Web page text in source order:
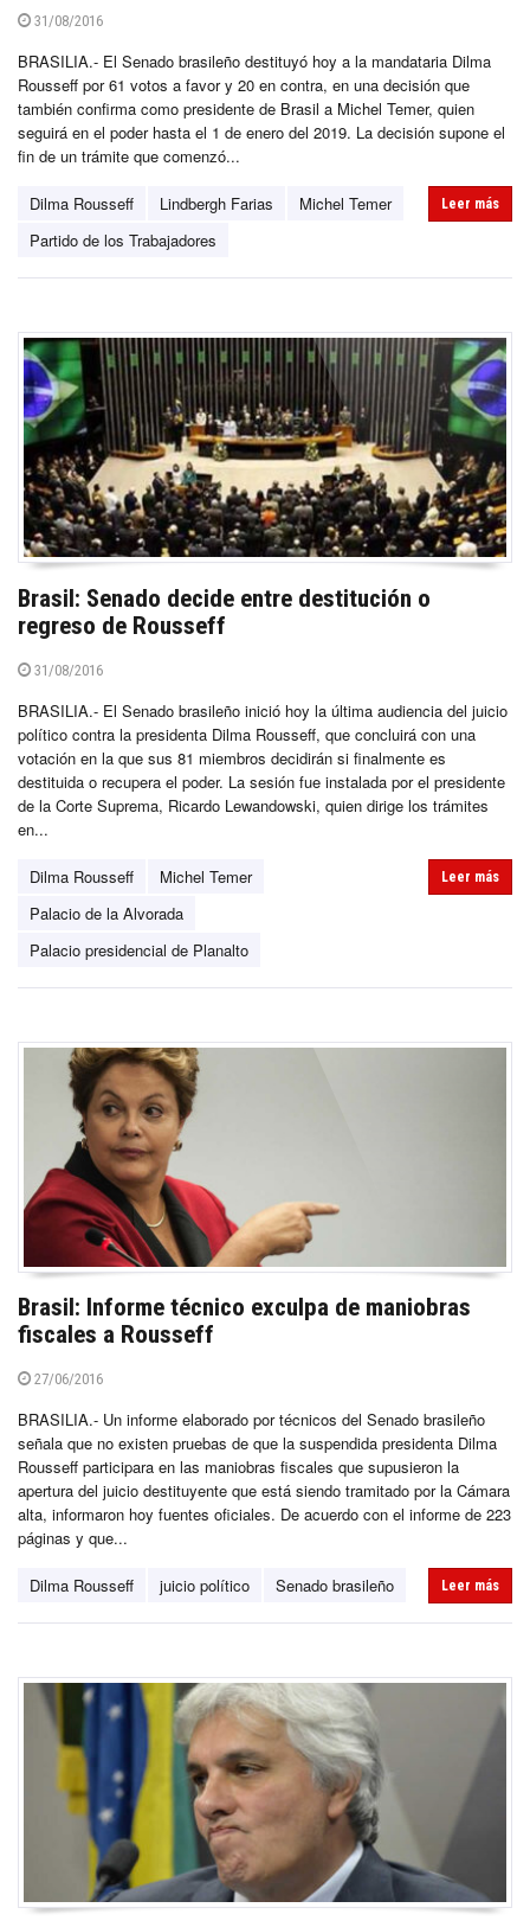
31/08/2016
BRASILIA.- El Senado brasileño destituyó hoy a la mandataria Dilma
Rousseff por 61 votos a favor y 20 en contra, en una decisión que
también confirma como presidente de Brasil a Michel Temer, quien
seguirá en el poder hasta el 1 de enero del 2019. La decisión supone el
fin de un trámite que comenzó...
Dilma Rousseff Lindbergh Farias
Michel Temer
Partido de los Trabajadores
Leer más
Brasil: Senado decide entre destitución o
regreso de Rousseff
31/08/2016
BRASILIA.- El Senado brasileño inició hoy la última audiencia del juicio
político contra la presidenta Dilma Rousseff, que concluirá con una
votación en la que sus 81 miembros decidirán si finalmente es
destituida o recupera el poder. La sesión fue instalada por el presidente
de la Corte Suprema, Ricardo Lewandowski, quien dirige los trámites
en...
Dilma Rousseff
Michel Temer
Palacio de la Alvorada
Palacio presidencial de Planalto
Leer más
Brasil: Informe técnico exculpa de maniobras
fiscales a Rousseff
27/06/2016
BRASILIA.- Un informe elaborado por técnicos del Senado brasileño
señala que no existen pruebas de que la suspendida presidenta Dilma
Rousseff participara en las maniobras fiscales que supusieron la
apertura del juicio destituyente que está siendo tramitado por la Cámara
alta, informaron hoy fuentes oficiales. De acuerdo con el informe de 223
páginas y que...
Dilma Rousseff juicio político Senado brasileño Leer más